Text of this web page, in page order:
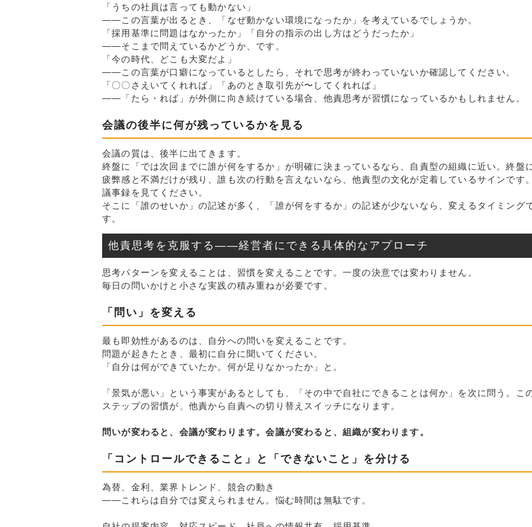
「うちの社員は言っても動かない」
——この言葉が出るとき、「なぜ動かない環境になったか」を考えているでしょうか。
「採用基準に問題はなかったか」「自分の指示の出し方はどうだったか」
——そこまで問えているかどうか、です。
「今の時代、どこも大変だよ」
——この言葉が口癖になっているとしたら、それで思考が終わっていないか確認してください。
「〇〇さえいてくれれば」「あのとき取引先が〜してくれれば」
——「たら・れば」が外側に向き続けている場合、他責思考が習慣になっているかもしれません。
会議の後半に何が残っているかを見る
会議の質は、後半に出てきます。
終盤に「では次回までに誰が何をするか」が明確に決まっているなら、自責型の組織に近い。終盤
疲弊感と不満だけが残り、誰も次の行動を言えないなら、他責型の文化が定着しているサインです
議事録を見てください。
そこに「誰のせいか」の記述が多く、「誰が何をするか」の記述が少ないなら、変えるタイミング
す。
他責思考を克服する——経営者にできる具体的なアプローチ
思考パターンを変えることは、習慣を変えることです。一度の決意では変わりません。
毎日の問いかけと小さな実践の積み重ねが必要です。
「問い」を変える
最も即効性があるのは、自分への問いを変えることです。
問題が起きたとき、最初に自分に聞いてください。
「自分は何ができていたか。何が足りなかったか」と。
「景気が悪い」という事実があるとしても、「その中で自社にできることは何か」を次に問う。こ
ステップの習慣が、他責から自責への切り替えスイッチになります。
問いが変わると、会議が変わります。会議が変わると、組織が変わります。
「コントロールできること」と「できないこと」を分ける
為替、金利、業界トレンド、競合の動き
——これらは自分では変えられません。悩む時間は無駄です。